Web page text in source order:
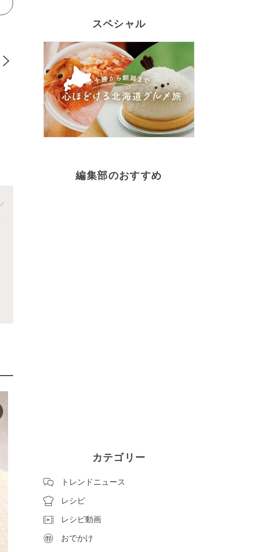
スペシャル
編集部のおすすめ
カテゴリー
トレンドニュース
レシピ
レシピ動画
おでかけ